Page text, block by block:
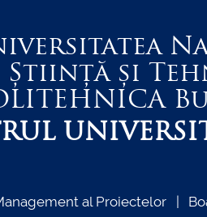
Știință și
al Proiectelor